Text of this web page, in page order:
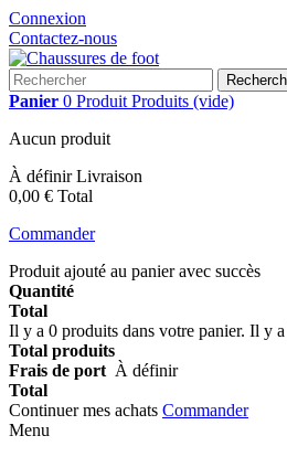
Connexion
Contactez-nous
Panier 0 Produit Produits (vide)
Aucun produit
À définirLivraison
0,00 € Total
Commander
Produit ajouté au panier avec succès
Quantité
Total
Il y a 0 produits dans votre panier. Il y a
Total produits
Frais de port À définir
Total
Continuer mes achats Commander
Menu